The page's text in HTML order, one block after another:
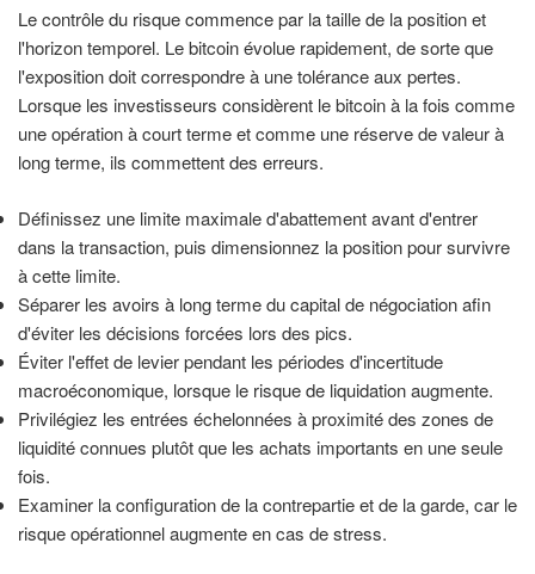
Le contrôle du risque commence par la taille de la position et
l'horizon temporel. Le bitcoin évolue rapidement, de sorte que
l'exposition doit correspondre à une tolérance aux pertes.
Lorsque les investisseurs considèrent le bitcoin à la fois comme
une opération à court terme et comme une réserve de valeur à
long terme, ils commettent des erreurs.
Définissez une limite maximale d'abattement avant d'entrer
dans la transaction, puis dimensionnez la position pour survivre
à cette limite.
Séparer les avoirs à long terme du capital de négociation afin
d'éviter les décisions forcées lors des pics.
Éviter l'effet de levier pendant les périodes d'incertitude
macroéconomique, lorsque le risque de liquidation augmente.
Privilégiez les entrées échelonnées à proximité des zones de
liquidité connues plutôt que les achats importants en une seule
fois.
Examiner la configuration de la contrepartie et de la garde, car le
risque opérationnel augmente en cas de stress.